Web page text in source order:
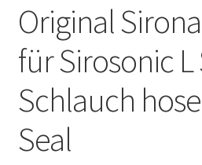
Warenkorb
Stellenangebote
Original
für Sirosonic L
Schlauch
Seal